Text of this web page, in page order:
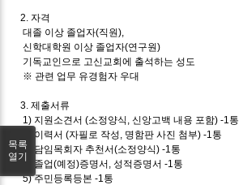
2. 자격
대졸 이상 졸업자(직원),
신학대학원 이상 졸업자(연구원)
기독교인으로 고신교회에 출석하는 성도
※ 관련 업무 유경험자 우대
3. 제출서류
1) 지원소견서 (소정양식, 신앙고백 내용 포함) -1통
이력서 (자필로 작성, 명함판 사진 첨부) -1통
3)
담임목회자 추천서(소정양식) -1통
4)
졸업(예정)증명서, 성적증명서 -1통
5) 주민등록등본 -1통
목록
열기